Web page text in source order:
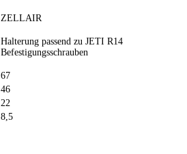
ZELLAIR
Halterung passend zu JETI R14
Befestigungsschrauben
67
46
22
8,5